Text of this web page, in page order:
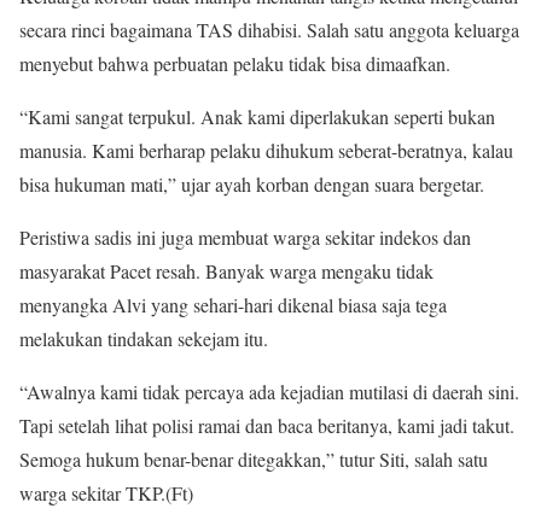
secara rinci bagaimana TAS dihabisi. Salah satu anggota keluarga
menyebut bahwa perbuatan pelaku tidak bisa dimaafkan.
“Kami sangat terpukul. Anak kami diperlakukan seperti bukan
manusia. Kami berharap pelaku dihukum seberat-beratnya, kalau
bisa hukuman mati,” ujar ayah korban dengan suara bergetar.
Peristiwa sadis ini juga membuat warga sekitar indekos dan
masyarakat Pacet resah. Banyak warga mengaku tidak
menyangka Alvi yang sehari-hari dikenal biasa saja tega
melakukan tindakan sekejam itu.
“Awalnya kami tidak percaya ada kejadian mutilasi di daerah sini.
Tapi setelah lihat polisi ramai dan baca beritanya, kami jadi takut.
Semoga hukum benar-benar ditegakkan,” tutur Siti, salah satu
warga sekitar TKP.(Ft)